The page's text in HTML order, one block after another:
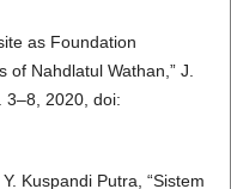
as Foundation
Nahdlatul Wathan,” J.
3–8, 2020, doi:
Kuspandi Putra, “Sistem